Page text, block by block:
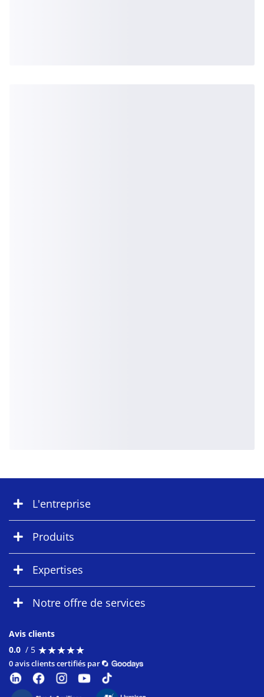
L'entreprise
Produits
Expertises
Notre offre de services
Avis clients
0.0 / 5 ★★★★★
★★★★★
0 avis clients certifiés par